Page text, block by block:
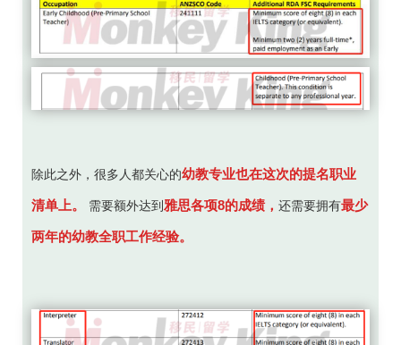
除此之外，很多人都关心的幼教专业也在这次的提名职业
清单上。 需要额外达到雅思各项8的成绩，还需要拥有最少
两年的幼教全职工作经验。